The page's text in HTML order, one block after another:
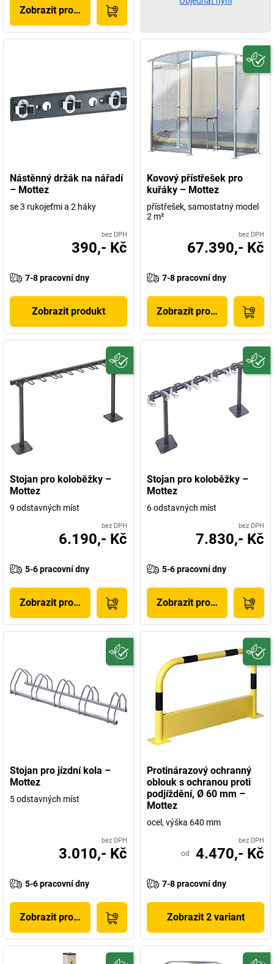
Zobrazit produkt
Nástěnný držák na nářadí
– Mottez
se 3 rukojeťmi a 2 háky
bez DPH
390,- Kč
7-8 pracovní dny
Zobrazit produkt
Kovový přístřešek pro
kuřáky – Mottez
přístřešek, samostatný model
2 m²
bez DPH
67.390,- Kč
7-8 pracovní dny
Zobrazit produkt
Stojan pro koloběžky –
Mottez
9 odstavných míst
bez DPH
6.190,- Kč
5-6 pracovní dny
Zobrazit produkt
Stojan pro koloběžky –
Mottez
6 odstavných míst
bez DPH
7.830,- Kč
5-6 pracovní dny
Zobrazit produkt
Stojan pro jízdní kola –
Mottez
5 odstavných míst
bez DPH
3.010,- Kč
5-6 pracovní dny
Zobrazit produkt
Protinárazový ochranný
oblouk s ochranou proti
podjíždění, Ø 60 mm –
Mottez
ocel, výška 640 mm
bez DPH
od 4.470,- Kč
7-8 pracovní dny
Zobrazit 2 variant